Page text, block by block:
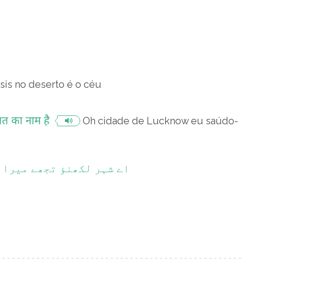
no deserto é o céu
का नाम है
Oh cidade de Lucknow eu saúdo-
اے شہر لکھنؤ تجھے